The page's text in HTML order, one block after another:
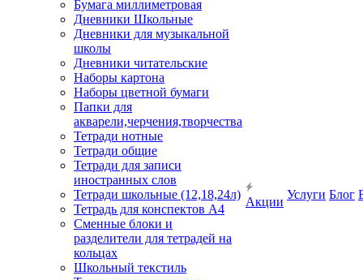
Бумага миллиметровая
Дневники Школьные
Дневники для музыкальной
школы
Дневники читательские
Наборы картона
Наборы цветной бумаги
Папки для
акварели,черчения,творчества
Тетради нотные
Тетради общие
Тетради для записи
иностранных слов
Тетради школьные (12,18,24л)
Тетрадь для конспектов А4
Сменные блоки и
разделители для тетрадей на
кольцах
Школьный текстиль
Акции
Услуги Блог